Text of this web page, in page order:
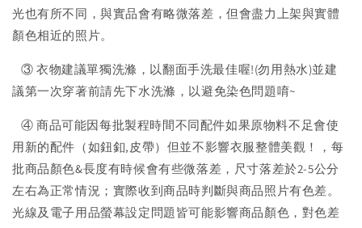
光也有所不同，與實品會有略微落差，但會盡力上架與實體
顏色相近的照片。
③ 衣物建議單獨洗滌，以翻面手洗最佳喔!(勿用熱水)並建
議第一次穿著前請先下水洗滌，以避免染色問題唷~
④ 商品可能因每批製程時間不同配件如果原物料不足會使
用新的配件（如鈕釦,皮帶）但並不影響衣服整體美觀！，每
批商品顏色&長度有時候會有些微落差，尺寸落差於2-5公分
左右為正常情況；實際收到商品時判斷與商品照片有色差。
光線及電子用品螢幕設定問題皆可能影響商品顏色，對色差